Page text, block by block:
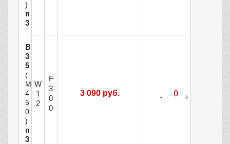
)
п
3
В
3
5
(
М
4
5
0
)
п
3
W
1
2
F
3
0
0
3 090 руб.